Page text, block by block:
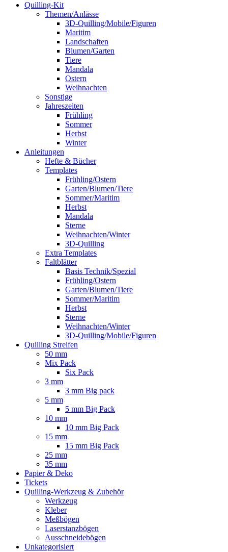
Quilling-Kit
Themen/Anlässe
3D-Quilling/Mobile/Figuren
Maritim
Landschaften
Blumen/Garten
Tiere
Mandala
Ostern
Weihnachten
Sonstige
Jahreszeiten
Frühling
Sommer
Herbst
Winter
Anleitungen
Hefte & Bücher
Templates
Frühling/Ostern
Garten/Blumen/Tiere
Sommer/Maritim
Herbst
Mandala
Sterne
Weihnachten/Winter
3D-Quilling
Extra Templates
Faltblätter
Basis Technik/Spezial
Frühling/Ostern
Garten/Blumen/Tiere
Sommer/Maritim
Herbst
Sterne
Weihnachten/Winter
3D-Quilling/Mobile/Figuren
Quilling Streifen
50 mm
Mix Pack
Six Pack
3 mm
3 mm Big pack
5 mm
5 mm Big Pack
10 mm
10 mm Big Pack
15 mm
15 mm Big Pack
25 mm
35 mm
Papier & Deko
Tickets
Quilling-Werkzeug & Zubehör
Werkzeug
Kleber
Meßbögen
Laserstanzbögen
Ausschneidebögen
Unkategorisiert